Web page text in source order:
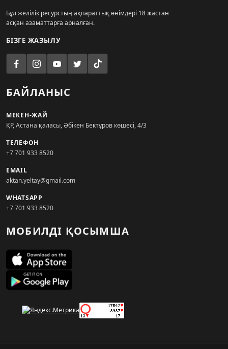
Бұл желілік ресурстың ақпараттық өнімдері 18 жастан
асқан азаматтарға арналған.
БІЗГЕ ЖАЗЫЛУ
БАЙЛАНЫС
МЕКЕН-ЖАЙ
ҚР, Астана қаласы, Әбікен Бектұров көшесі, 4/3
ТЕЛЕФОН
+7 701 933 8520
EMAIL
aktan.yeltay@gmail.com
WHATSAPP
+7 701 933 8520
МОБИЛДІ ҚОСЫМША